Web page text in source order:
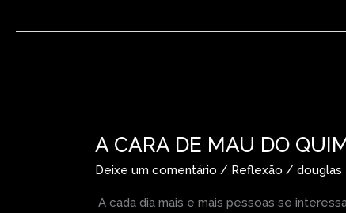
A CARA DE MAU DO
Deixe um comentário / Reflexão /douglas
A cada dia mais e mais pessoas se
DE
QUIMBANDEIRO